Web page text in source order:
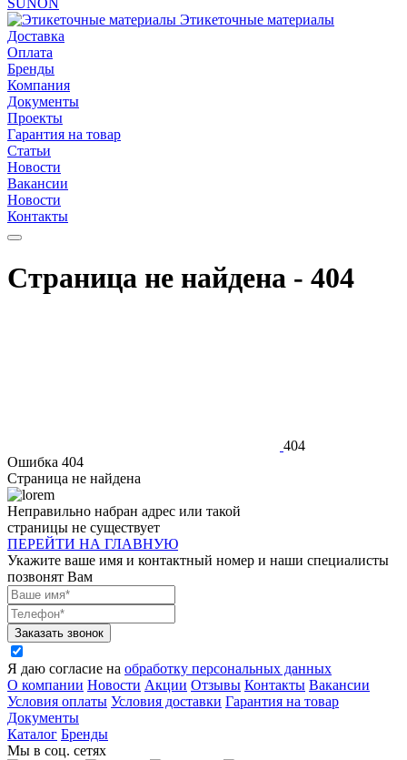
SUNON
Этикеточные материалы
Доставка
Оплата
Бренды
Компания
Документы
Проекты
Гарантия на товар
Статьи
Новости
Вакансии
Новости
Контакты
Страница не найдена - 404
404
Ошибка 404
Страница не найдена
Неправильно набран адрес или такой
страницы не существует
ПЕРЕЙТИ НА ГЛАВНУЮ
Укажите ваше имя и контактный номер и наши специалисты
позвонят Вам
Заказать звонок
Я даю согласие на обработку персональных данных
О компании Новости Акции Отзывы Контакты Вакансии
Условия оплаты Условия доставки Гарантия на товар
Документы
Каталог Бренды
Мы в соц. сетях